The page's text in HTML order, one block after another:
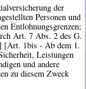
der
Personen und
Entlohnungsgrenzen;
Art. 7 Abs. 2 des G.
[Art. 1bis - Ab dem 1.
Leistungen
und andere
zu diesem Zweck